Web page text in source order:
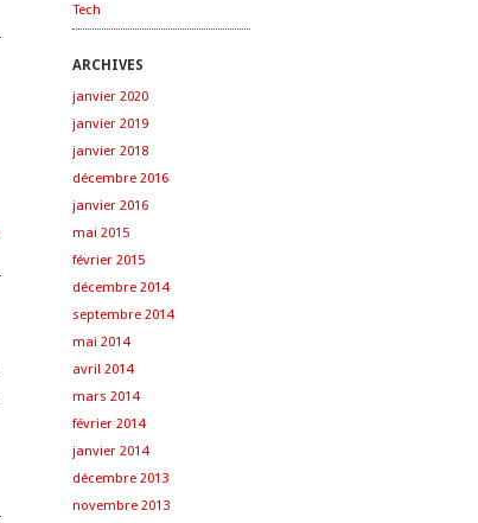
Tech
ARCHIVES
janvier 2020
janvier 2019
janvier 2018
décembre 2016
janvier 2016
mai 2015
février 2015
décembre 2014
septembre 2014
mai 2014
avril 2014
mars 2014
février 2014
janvier 2014
décembre 2013
novembre 2013